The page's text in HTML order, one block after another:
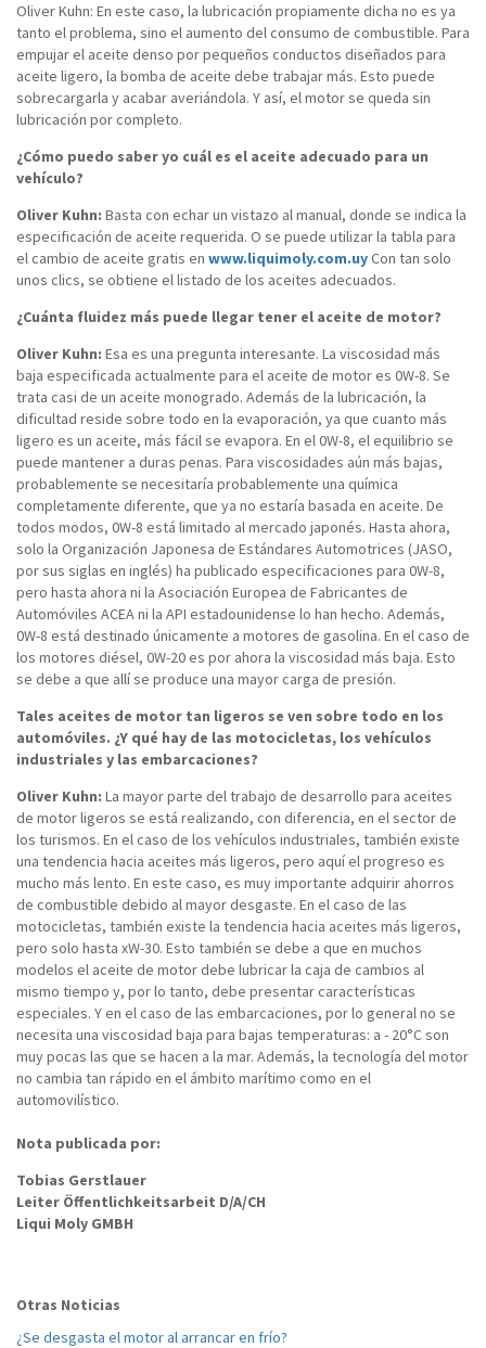
Oliver Kuhn: En este caso, la lubricación propiamente dicha no es ya
tanto el problema, sino el aumento del consumo de combustible. Para
empujar el aceite denso por pequeños conductos diseñados para
aceite ligero, la bomba de aceite debe trabajar más. Esto puede
sobrecargarla y acabar averiándola. Y así, el motor se queda sin
lubricación por completo.
¿Cómo puedo saber yo cuál es el aceite adecuado para un
vehículo?
Oliver Kuhn: Basta con echar un vistazo al manual, donde se indica la
especificación de aceite requerida. O se puede utilizar la tabla para
el cambio de aceite gratis en www.liquimoly.com.uyCon tan solo
unos clics, se obtiene el listado de los aceites adecuados.
¿Cuánta fluidez más puede llegar tener el aceite de motor?
Oliver Kuhn: Esa es una pregunta interesante. La viscosidad más
baja especificada actualmente para el aceite de motor es 0W-8. Se
trata casi de un aceite monogrado. Además de la lubricación, la
dificultad reside sobre todo en la evaporación, ya que cuanto más
ligero es un aceite, más fácil se evapora. En el 0W-8, el equilibrio se
puede mantener a duras penas. Para viscosidades aún más bajas,
probablemente se necesitaría probablemente una química
completamente diferente, que ya no estaría basada en aceite. De
todos modos, 0W-8 está limitado al mercado japonés. Hasta ahora,
solo la Organización Japonesa de Estándares Automotrices (JASO,
por sus siglas en inglés) ha publicado especificaciones para 0W-8,
pero hasta ahora ni la Asociación Europea de Fabricantes de
Automóviles ACEA ni la API estadounidense lo han hecho. Además,
0W-8 está destinado únicamente a motores de gasolina. En el caso de
los motores diésel, 0W-20 es por ahora la viscosidad más baja. Esto
se debe a que allí se produce una mayor carga de presión.
Tales aceites de motor tan ligeros se ven sobre todo en los
automóviles. ¿Y qué hay de las motocicletas, los vehículos
industriales y las embarcaciones?
Oliver Kuhn: La mayor parte del trabajo de desarrollo para aceites
de motor ligeros se está realizando, con diferencia, en el sector de
los turismos. En el caso de los vehículos industriales, también existe
una tendencia hacia aceites más ligeros, pero aquí el progreso es
mucho más lento. En este caso, es muy importante adquirir ahorros
de combustible debido al mayor desgaste. En el caso de las
motocicletas, también existe la tendencia hacia aceites más ligeros,
pero solo hasta xW-30. Esto también se debe a que en muchos
modelos el aceite de motor debe lubricar la caja de cambios al
mismo tiempo y, por lo tanto, debe presentar características
especiales. Y en el caso de las embarcaciones, por lo general no se
necesita una viscosidad baja para bajas temperaturas: a - 20°C son
muy pocas las que se hacen a la mar. Además, la tecnología del motor
no cambia tan rápido en el ámbito marítimo como en el
automovilístico.
Nota publicada por:
Tobias Gerstlauer
Leiter Öffentlichkeitsarbeit D/A/CH
Liqui Moly GMBH
Otras Noticias
¿Se desgasta el motor al arrancar en frío?